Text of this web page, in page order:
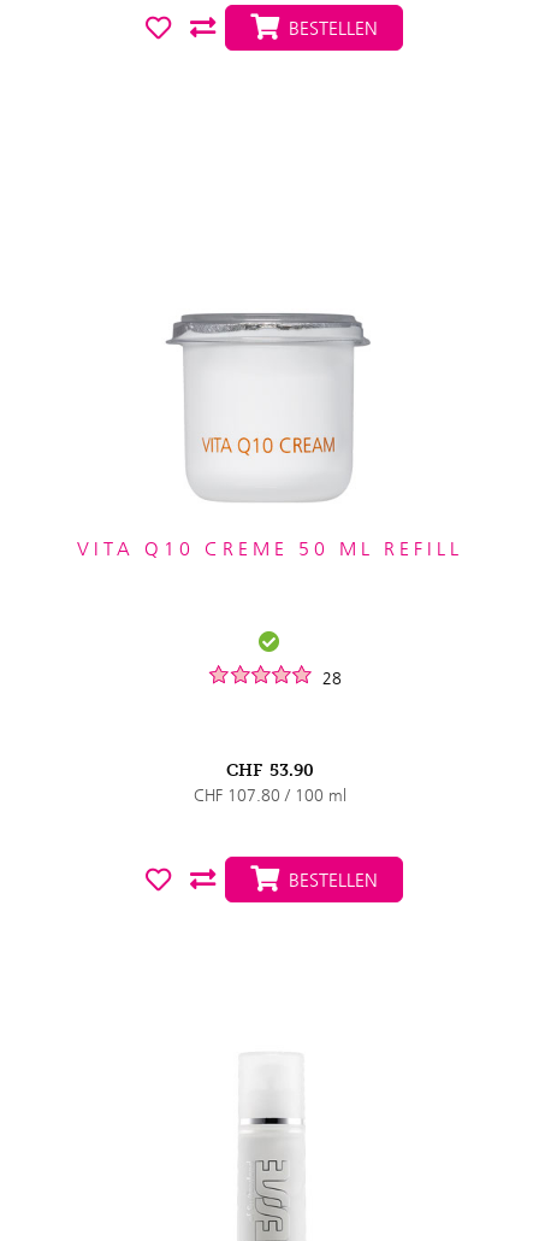
BESTELLEN
VITA Q10 CREME 50 ML REFILL
28
CHF 53.90
CHF 107.80 / 100 ml
BESTELLEN